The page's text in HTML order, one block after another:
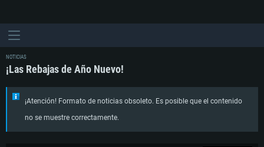
NOTICIAS
¡Las Rebajas de Año Nuevo!
¡Atención! Formato de noticias obsoleto. Es posible que el contenido
no se muestre correctamente.